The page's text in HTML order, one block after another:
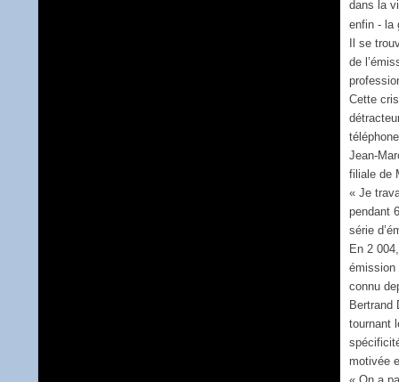
dans la
enfin - la
Il se
de
Cette
Jean-
filiale de
« Je
pendant
série
En 2
émission
connu
Bertrand
tournant
motivée